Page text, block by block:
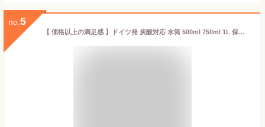
no. 5
【 価格以上の満足感 】ドイツ発 炭酸対応 水筒 500ml 750ml 1L 保冷 保温 真空断熱 直飲み 炭酸水 ビール 入れられる 炭酸ボトル マグボトル ステンレスボトル マイボトル おしゃれ グロウラー アウトドア ヨガ スポーツ プレゼント 送料無料 メーカー保証付き フラスク